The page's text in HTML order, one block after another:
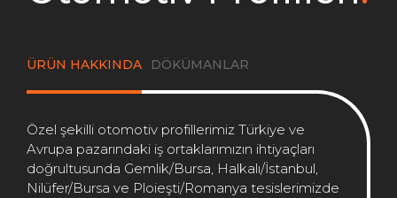
ÜRÜN HAKKINDA DÖKÜMANLAR
Özel şekilli otomotiv profillerimiz Türkiye ve
Avrupa pazarındaki iş ortaklarımızın ihtiyaçları
doğrultusunda Gemlik/Bursa, Halkalı/İstanbul,
Nilüfer/Bursa ve Ploieşti/Romanya tesislerimizde